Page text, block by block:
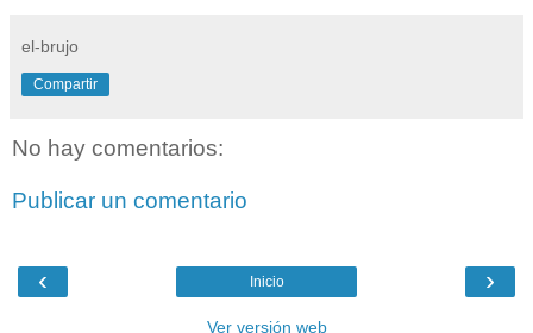
el-brujo
Compartir
No hay comentarios:
Publicar un comentario
‹ ›
Inicio
Ver versión web